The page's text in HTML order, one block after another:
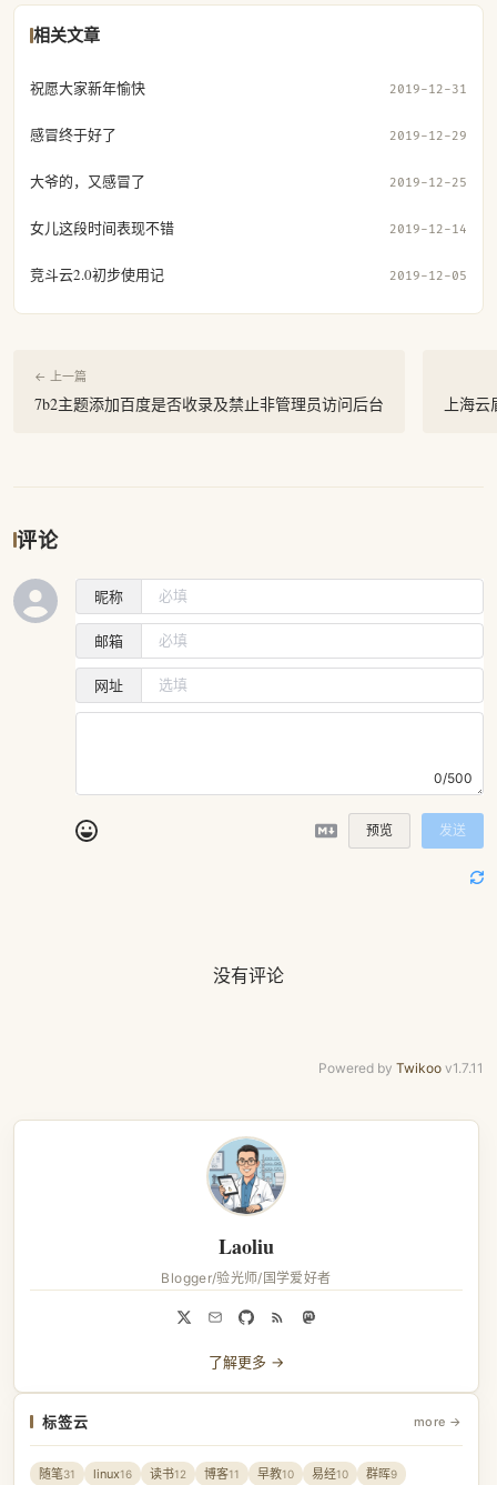
相关文章
祝愿大家新年愉快 2019-12-31
感冒终于好了 2019-12-29
大爷的，又感冒了 2019-12-25
女儿这段时间表现不错 2019-12-14
竞斗云2.0初步使用记 2019-12-05
← 上一篇
7b2主题添加百度是否收录及禁止非管理员访问后台 上海
评论
昵称
邮箱
网址
0/500
预览 发送
没有评论
Powered by Twikoo v1.7.11
Laoliu
Blogger/验光师/国学爱好者
了解更多 →
标签云 more →
随笔31 linux16 读书12 博客11 早教10 易经10 群晖9